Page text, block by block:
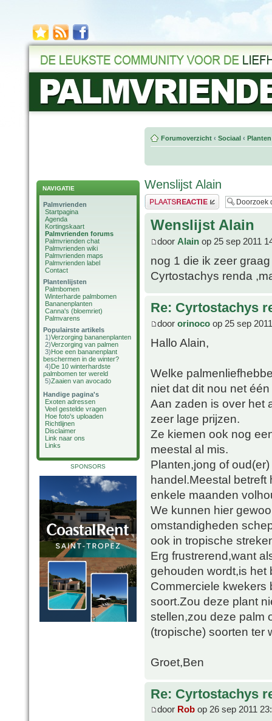
NAVIGATIE
Palmvrienden
Startpagina
Agenda
Kortingskaart
Palmvrienden forums
Palmvrienden chat
Palmvrienden wiki
Palmvrienden maps
Palmvrienden label
Contact
Plantenlijsten
Palmbomen
Winterharde palmbomen
Bananenplanten
Canna's (bloemriet)
Palmvarens
Populairste artikels
1)Verzorging bananenplanten
2)Verzorging van palmen
3)Hoe een bananenplant
beschermen in de winter?
4)De 10 winterhardste
palmbomen ter wereld
5)Zaaien van avocado
Handige pagina's
Exoten adressen
Veel gestelde vragen
Hoe foto's uploaden
Richtlijnen
Disclaimer
Link naar ons
Links
SPONSORS
Forumoverzicht ‹ Sociaal ‹
Wenslijst Alain
Plaats een reactie
Wenslijst Alain
door Alain op 25 sep 2011
nog 1 die ik zeer
Cyrtostachys renda
Re: Cyrtostachys
door orinoco op 25 sep
Hallo Alain,
Welke
niet dat dit nou net
Aan zaden is over het
zeer lage prijzen.
Ze kiemen ook nog
meestal al mis.
Planten,jong of
handel.Meestal
enkele maanden
We kunnen hier
omstandigheden
ook in tropische
Erg frustrerend,want
gehouden wordt,is het
Commerciele
soort.Zou deze plant
stellen,zou deze palm
(tropische) soorten ter
Groet,Ben
Re: Cyrtostachys
door Rob op 26 sep 2011